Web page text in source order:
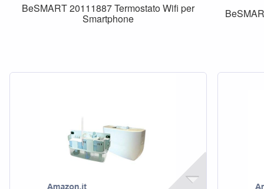
BeSMART 20111887 Termostato Wifi per
Smartphone